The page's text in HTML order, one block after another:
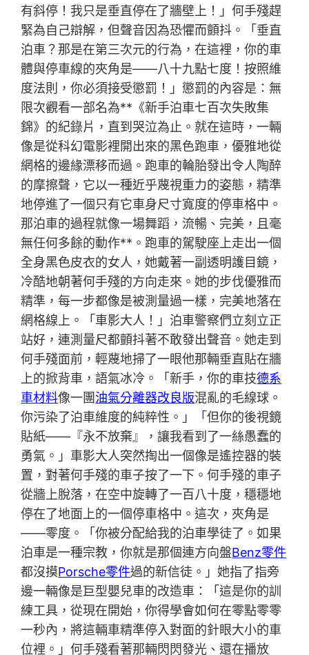
有斜停！我只是垂直停在了牆壁上！」何手殘趕
緊為自己辯解，但聲音因為恐懼而顫抖。「垂直
泊車？那是在第三次元的行為，在這裡，你的車
體與停車線的夾角是——八十九點七度！按照維
度法則，你必須接受懲罰！」懲罰的內容是：無
限次觀看一部名為**《新手泊車七百次失敗集
錦》的紀錄片，直到哭泣為止。就在這時，一輛
像是從科幻電影裡開出來的黑色跑車，優雅地從
網格的邊緣漂移而過。跑車的輪胎發出令人陶醉
的摩擦聲，它以一種近乎蔑視重力的姿態，精準
地停進了一個只有它車身尺寸寬度的停車格中。
那泊車的過程就像一場舞蹈，流暢、完美，且毫
無任何多餘的動作**。跑車的駕駛座上走出一個
全身黑色皮衣的女人，她戴著一副透明護目鏡，
冷酷地朝著何手殘的方向走來。她的步伐優雅而
精準，每一步都像是被測量過一樣，完美地落在
網格線上。「車影大人！」泊車警察們立刻立正
站好，連測量尺都顫抖著不敢發出聲音。她走到
何手殘面前，輕蔑地掃了一眼他那輛垂直貼在牆
上的掀背車，語氣冰冷。「新手，你的車技德系
車材料像一團油氣分離器改良版混亂的毛線球。
你污染了泊車維度的純粹性。」「但你的後視鏡
貼紙——『永不放棄』，讓我看到了一絲愚蠢的
勇氣。」車影大人突然掏出一個像是遙控器的裝
置，對著何手殘的車子按了一下。何手殘的車子
從牆上脫落，在空中旋轉了一百八十度，穩穩地
停在了地面上的一個停車格中。這次，夾角是
——零度。「你被分配給我的泊車學徒了。如果
泊車是一種宗教，你就是那個連方向盤Benz零件
都沒摸Porsche零件過的新信徒。」她指了指旁
邊一輛像是巨型嬰兒車的改造車：「這是你的訓
練工具，從現在開始，你得學會如何在零點零零
一秒內，將這輛車精準停入對面的針眼大小的車
位裡。」何手殘看著那輛閃閃發光、還在播放